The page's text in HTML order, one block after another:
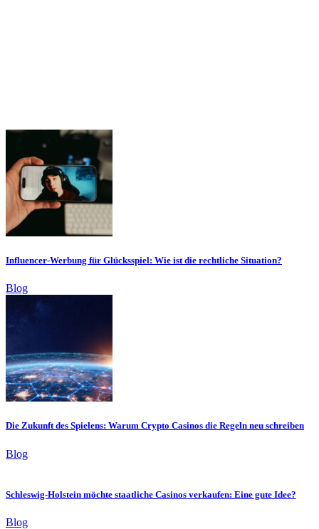
Influencer-Werbung für Glücksspiel: Wie ist die rechtliche Situation?
Blog
Die Zukunft des Spielens: Warum Crypto Casinos die Regeln neu schreiben
Blog
Schleswig-Holstein möchte staatliche Casinos verkaufen: Eine gute Idee?
Blog